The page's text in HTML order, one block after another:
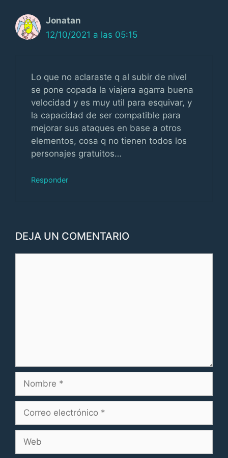
Jonatan
12/10/2021 a las 05:15
Lo que no aclaraste q al subir de nivel
se pone copada la viajera agarra buena
velocidad y es muy util para esquivar, y
la capacidad de ser compatible para
mejorar sus ataques en base a otros
elementos, cosa q no tienen todos los
personajes gratuitos…
Responder
DEJA UN COMENTARIO
Nombre
Correo
Web